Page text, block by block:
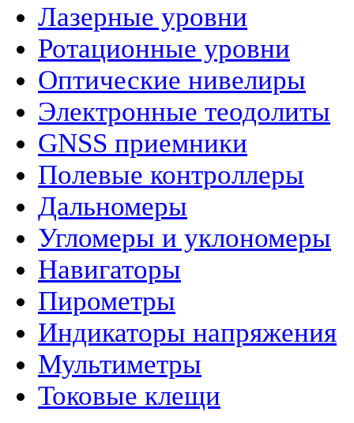
Лазерные уровни
Ротационные уровни
Оптические нивелиры
Электронные теодолиты
GNSS приемники
Полевые контроллеры
Дальномеры
Угломеры и уклономеры
Навигаторы
Пирометры
Индикаторы напряжения
Мультиметры
Токовые клещи